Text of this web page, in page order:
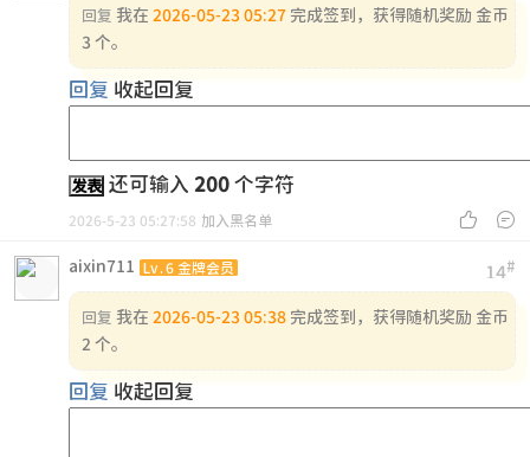
回复 我在 2026-05-23 05:27 完成签到，获得随机奖励 金币
3 个。
回复 收起回复
发表 还可输入 200 个字符
 
2026-5-23 05:27:58 加入黑名单
14#
aixin711 Lv.6 金牌会员
回复 我在 2026-05-23 05:38 完成签到，获得随机奖励 金币
2 个。
回复 收起回复